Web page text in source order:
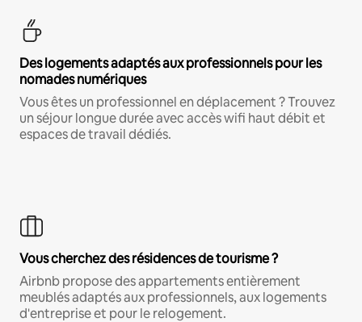
Des logements adaptés aux professionnels pour les
nomades numériques
Vous êtes un professionnel en déplacement ? Trouvez
un séjour longue durée avec accès wifi haut débit et
espaces de travail dédiés.
Vous cherchez des résidences de tourisme ?
Airbnb propose des appartements entièrement
meublés adaptés aux professionnels, aux logements
d'entreprise et pour le relogement.